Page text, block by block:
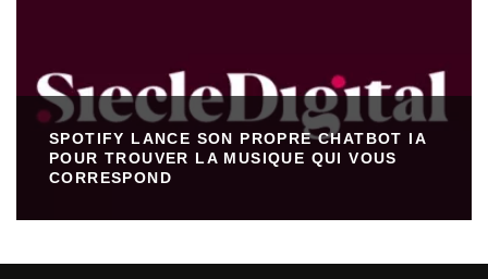
SPOTIFY LANCE SON PROPRE CHATBOT IA
POUR TROUVER LA MUSIQUE QUI VOUS
CORRESPOND